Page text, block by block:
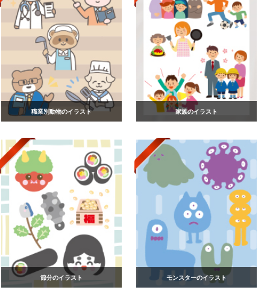
職業別動物のイラスト 家族のイラスト
節分のイラスト モンスターのイラスト